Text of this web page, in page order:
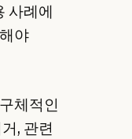
사례에
야
체적인
, 관련